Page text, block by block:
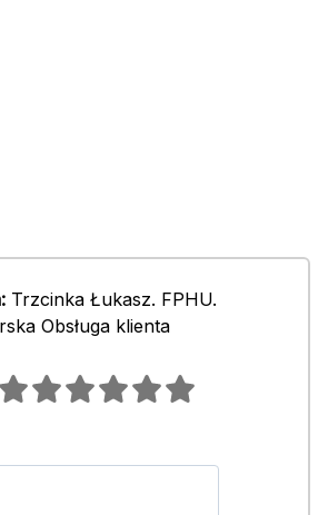
Trzcinka Łukasz. FPHU.
Obsługa klienta